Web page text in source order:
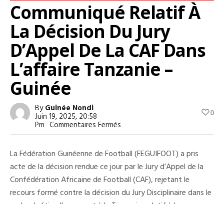
Communiqué Relatif À
La Décision Du Jury
D’Appel De La CAF Dans
L’affaire Tanzanie –
Guinée
ByGuinée Nondi
Juin 19, 2025, 20:58
Pm Commentaires Fermés
Communiqué
À
La
Décision
Du
Jury
D’Appel
De
0
La Fédération Guinéenne de Football (FEGUIFOOT) a pris
acte de la décision rendue ce jour par le Jury d’Appel de la
Confédération Africaine de Football (CAF), rejetant le
recours formé contre la décision du Jury Disciplinaire dans le